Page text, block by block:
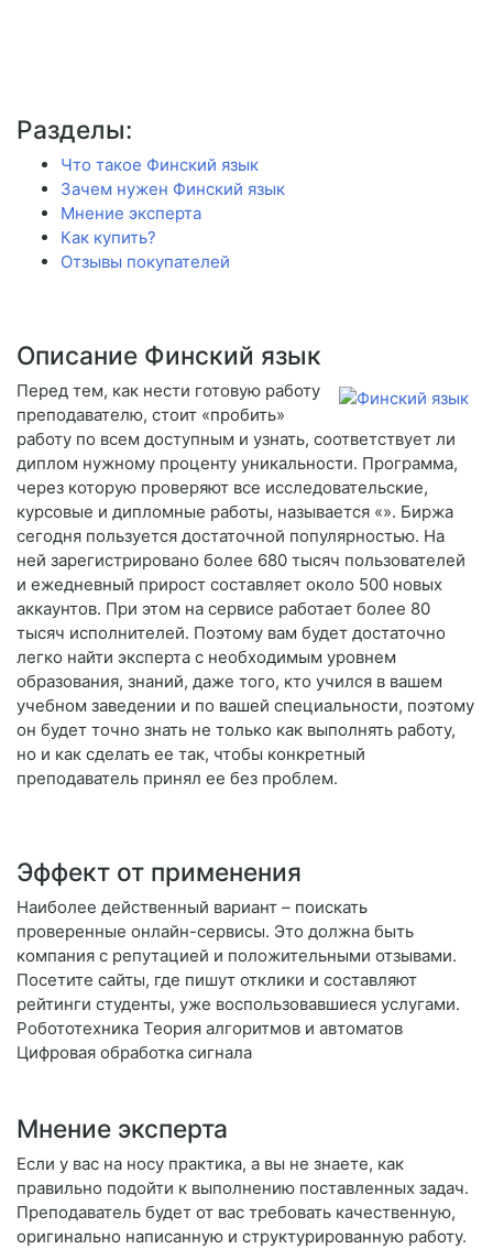
Разделы:
Что такое Финский язык
Зачем нужен Финский язык
Мнение эксперта
Как купить?
Отзывы покупателей
Описание Финский язык
Перед тем, как нести готовую работу
преподавателю, стоит «пробить»
работу по всем доступным и узнать, соответствует ли
диплом нужному проценту уникальности. Программа,
через которую проверяют все исследовательские,
курсовые и дипломные работы, называется «». Биржа
сегодня пользуется достаточной популярностью. На
ней зарегистрировано более 680 тысяч пользователей
и ежедневный прирост составляет около 500 новых
аккаунтов. При этом на сервисе работает более 80
тысяч исполнителей. Поэтому вам будет достаточно
легко найти эксперта с необходимым уровнем
образования, знаний, даже того, кто учился в вашем
учебном заведении и по вашей специальности, поэтому
он будет точно знать не только как выполнять работу,
но и как сделать ее так, чтобы конкретный
преподаватель принял ее без проблем.
Эффект от применения
Наиболее действенный вариант – поискать
проверенные онлайн-сервисы. Это должна быть
компания с репутацией и положительными отзывами.
Посетите сайты, где пишут отклики и составляют
рейтинги студенты, уже воспользовавшиеся услугами.
Робототехника Теория алгоритмов и автоматов
Цифровая обработка сигнала
Мнение эксперта
Если у вас на носу практика, а вы не знаете, как
правильно подойти к выполнению поставленных задач.
Преподаватель будет от вас требовать качественную,
оригинально написанную и структурированную работу.